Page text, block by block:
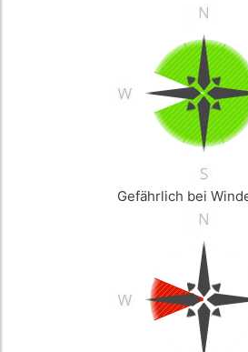
Gefährlich bei